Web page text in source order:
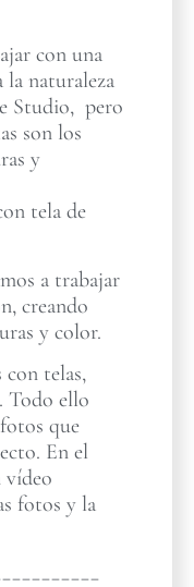
con una
naturaleza
Studio, pero
son los
y
tela de
a trabajar
creando
y color.
con telas,
Todo ello
que
En el
fotos y la